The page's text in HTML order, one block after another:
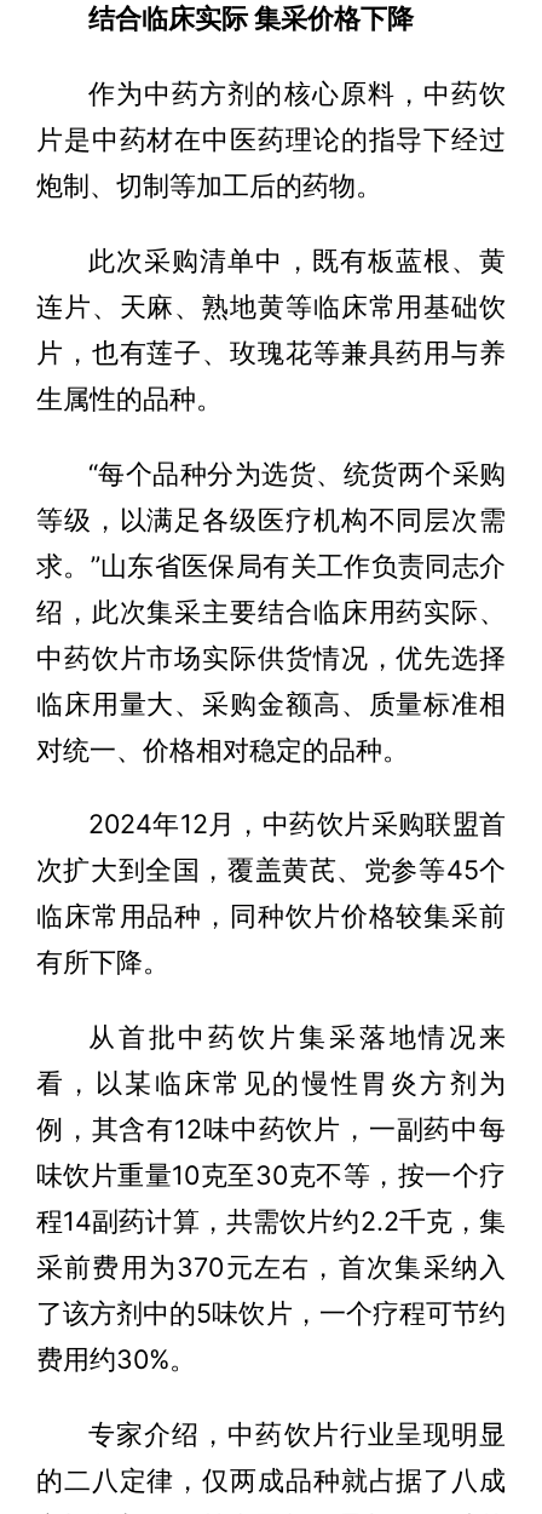
结合临床实际 集采价格下降
作为中药方剂的核心原料，中药饮
片是中药材在中医药理论的指导下经过
炮制、切制等加工后的药物。
此次采购清单中，既有板蓝根、黄
连片、天麻、熟地黄等临床常用基础饮
片，也有莲子、玫瑰花等兼具药用与养
生属性的品种。
“每个品种分为选货、统货两个采购
等级，以满足各级医疗机构不同层次需
求。”山东省医保局有关工作负责同志介
绍，此次集采主要结合临床用药实际、
中药饮片市场实际供货情况，优先选择
临床用量大、采购金额高、质量标准相
对统一、价格相对稳定的品种。
2024年12月，中药饮片采购联盟首
次扩大到全国，覆盖黄芪、党参等45个
临床常用品种，同种饮片价格较集采前
有所下降。
从首批中药饮片集采落地情况来
看，以某临床常见的慢性胃炎方剂为
例，其含有12味中药饮片，一副药中每
味饮片重量10克至30克不等，按一个疗
程14副药计算，共需饮片约2.2千克，集
采前费用为370元左右，首次集采纳入
了该方剂中的5味饮片，一个疗程可节约
费用约30%。
专家介绍，中药饮片行业呈现明显
的二八定律，仅两成品种就占据了八成